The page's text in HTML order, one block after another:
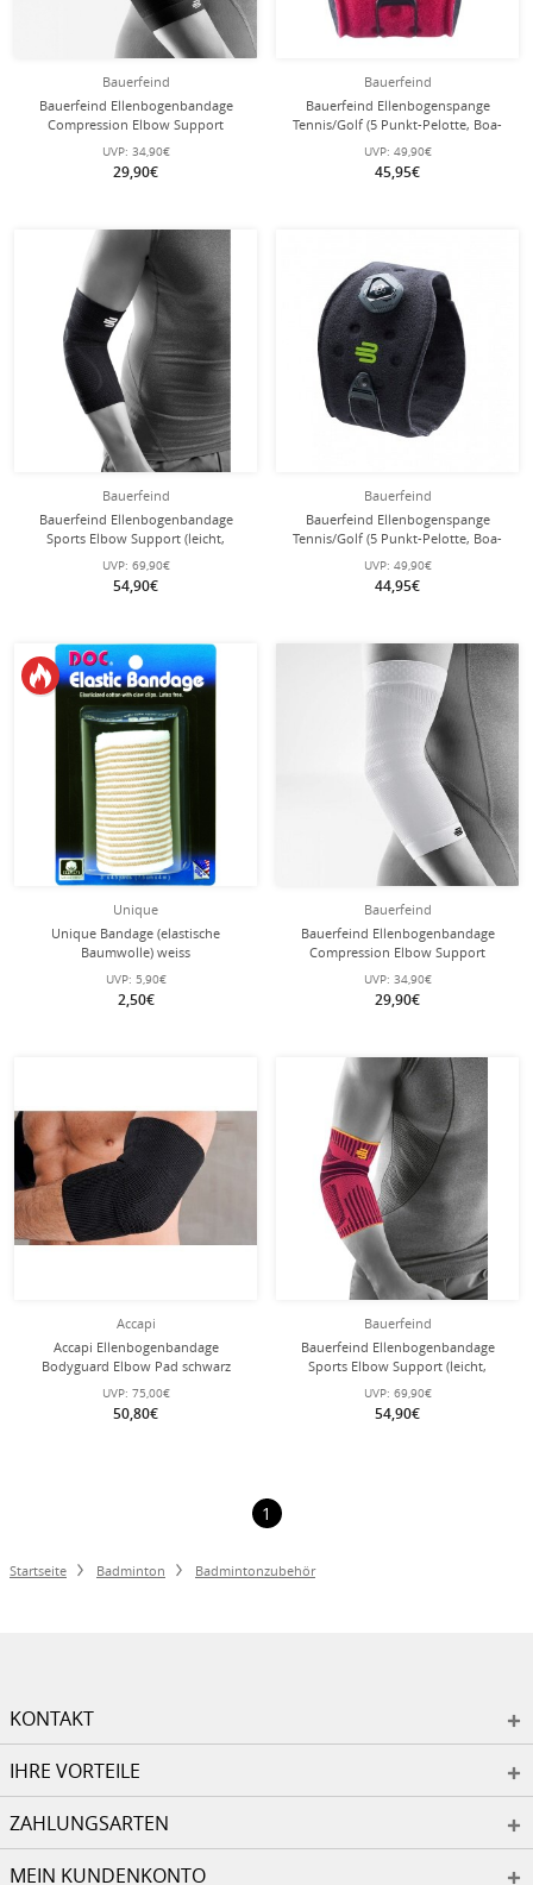
Bauerfeind
Bauerfeind Ellenbogenbandage
Compression Elbow Support
(nahtloses Kompressionsgestrick)
schwarz 1er
UVP: 34,90€
29,90€
Bauerfeind
Bauerfeind Ellenbogenspange
Tennis/Golf (5 Punkt-Pelotte, Boa-
Verschluss) pink
UVP: 49,90€
45,95€
Bauerfeind
Bauerfeind Ellenbogenbandage
Sports Elbow Support (leicht,
komfortabel) schwarz - 1 Stück
UVP: 69,90€
54,90€
Bauerfeind
Bauerfeind Ellenbogenspange
Tennis/Golf (5 Punkt-Pelotte, Boa-
Verschluss) schwarz
UVP: 49,90€
44,95€
Unique
Unique Bandage (elastische
Baumwolle) weiss
UVP: 5,90€
2,50€
Bauerfeind
Bauerfeind Ellenbogenbandage
Compression Elbow Support
(nahtloses Kompressionsgestrick)
weiss 1er
UVP: 34,90€
29,90€
Accapi
Accapi Ellenbogenbandage
Bodyguard Elbow Pad schwarz
UVP: 75,00€
50,80€
Bauerfeind
Bauerfeind Ellenbogenbandage
Sports Elbow Support (leicht,
komfortabel) pink - 1 Stück
UVP: 69,90€
54,90€
1
Startseite Badminton Badmintonzubehör
KONTAKT
IHRE VORTEILE
ZAHLUNGSARTEN
MEIN KUNDENKONTO